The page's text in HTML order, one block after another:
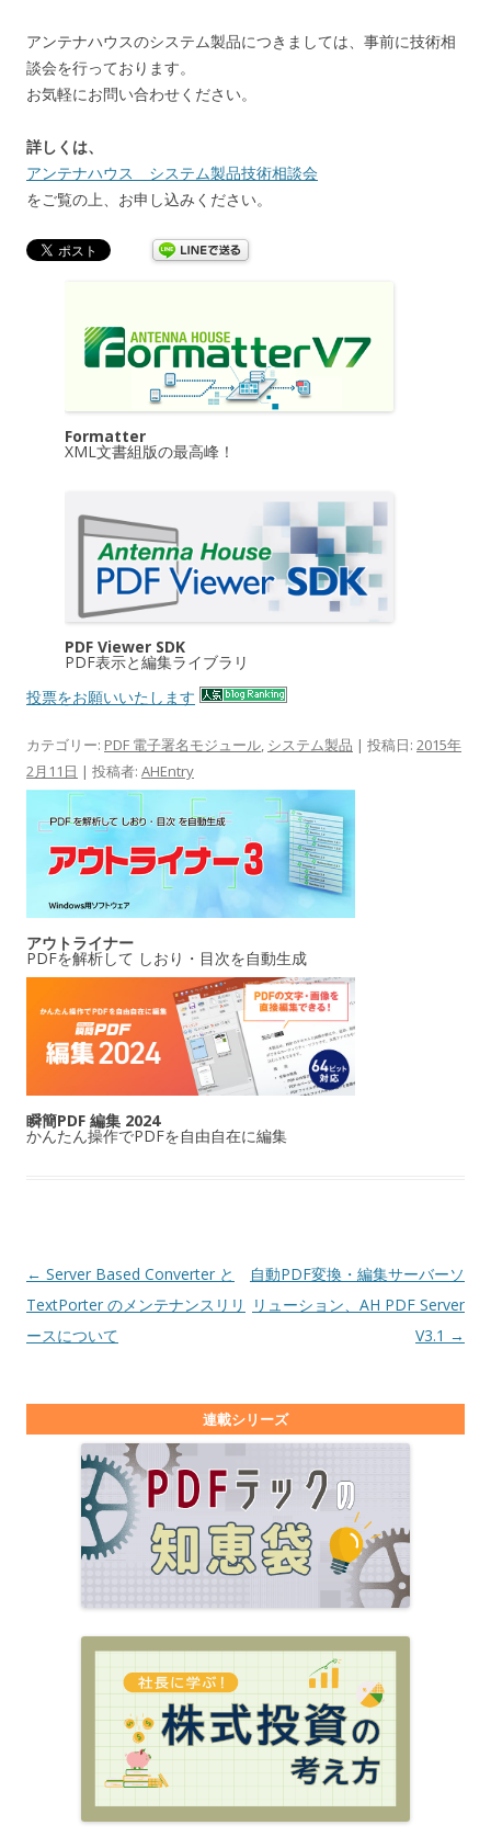
アンテナハウスのシステム製品につきましては、事前に技術相
談会を行っております。
お気軽にお問い合わせください。
詳しくは、
アンテナハウス システム製品技術相談会
をご覧の上、お申し込みください。
Formatter
XML文書組版の最高峰！
PDF Viewer SDK
PDF表示と編集ライブラリ
投票をお願いいたします
カテゴリー: PDF 電子署名モジュール, システム製品 | 投稿日: 2015年
2月11日 | 投稿者: AHEntry
アウトライナー
PDFを解析して しおり・目次を自動生成
瞬簡PDF 編集 2024
かんたん操作でPDFを自由自在に編集
投稿ナビゲーション
← Server Based Converter と
TextPorter のメンテナンスリリ
ースについて
自動PDF変換・編集サーバーソ
リューション、AH PDF Server
V3.1 →
連載シリーズ